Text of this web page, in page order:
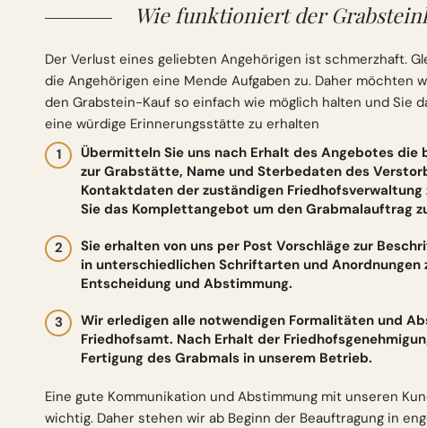
Wie funktioniert der
Der Verlust eines geliebten Angehörigen ist schmerzhaft.
die Angehörigen eine Mende Aufgaben zu. Daher möchten
den Grabstein-Kauf so einfach wie möglich halten und Sie
eine würdige Erinnerungsstätte zu erhalten
Übermitteln Sie uns nach Erhalt des Angebotes die
zur Grabstätte, Name und Sterbedaten des
Kontaktdaten der zuständigen Friedhofsverwaltung
Sie das Komplettangebot um den Grabmalauftrag
Sie erhalten von uns per Post Vorschläge zur
in unterschiedlichen Schriftarten und Anordnungen
Entscheidung und Abstimmung.
Wir erledigen alle notwendigen Formalitäten und
Friedhofsamt. Nach Erhalt der
Fertigung des Grabmals in unserem Betrieb.
Eine gute Kommunikation und Abstimmung mit unseren
wichtig. Daher stehen wir ab Beginn der Beauftragung in